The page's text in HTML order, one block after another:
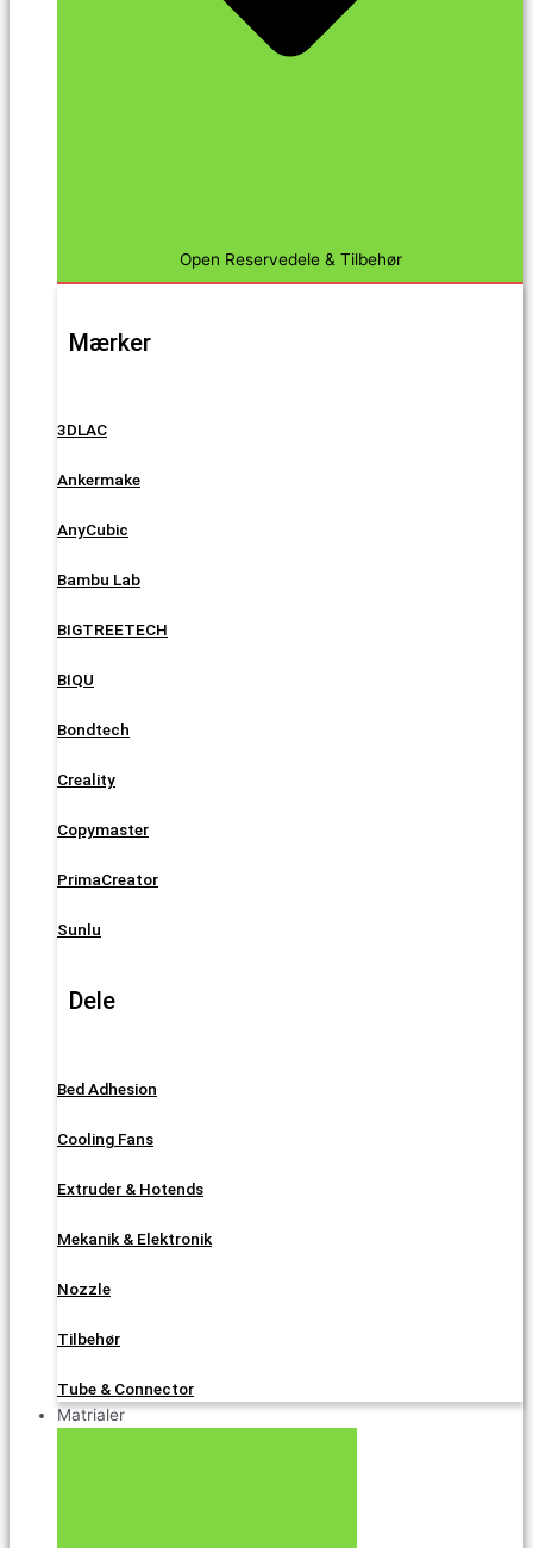
Open Reservedele & Tilbehør
Mærker
3DLAC
Ankermake
AnyCubic
Bambu Lab
BIGTREETECH
BIQU
Bondtech
Creality
Copymaster
PrimaCreator
Sunlu
Dele
Bed Adhesion
Cooling Fans
Extruder & Hotends
Mekanik & Elektronik
Nozzle
Tilbehør
Tube & Connector
Matrialer